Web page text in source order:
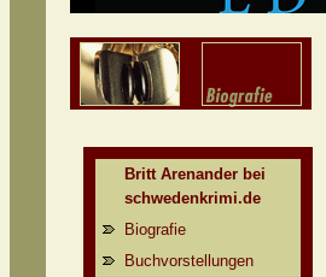
Britt Arenander bei
schwedenkrimi.de
Biografie
Buchvorstellungen